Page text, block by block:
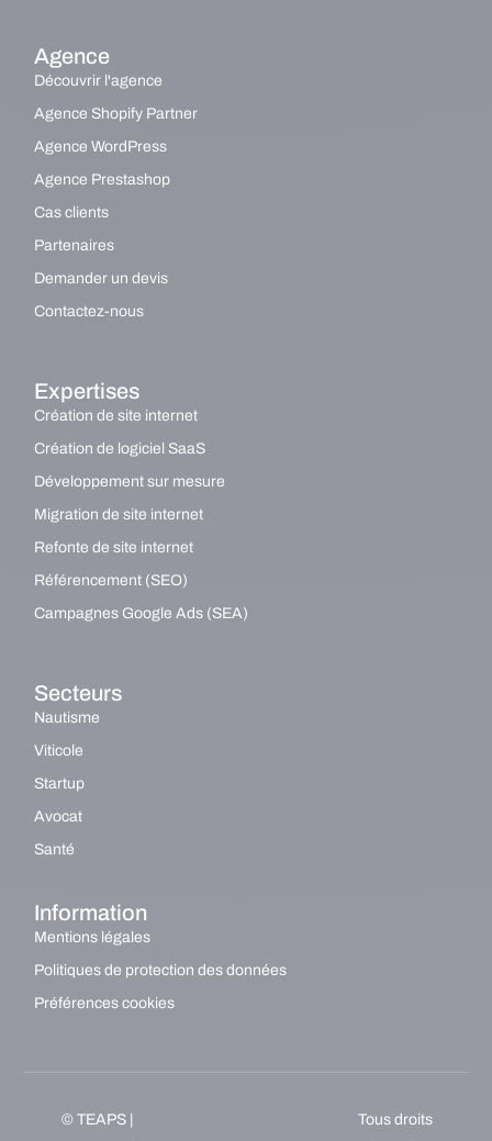
Agence
Découvrir l'agence
Agence Shopify Partner
Agence WordPress
Agence Prestashop
Cas clients
Partenaires
Demander un devis
Contactez-nous
Expertises
Création de site internet
Création de logiciel SaaS
Développement sur mesure
Migration de site internet
Refonte de site internet
Référencement (SEO)
Campagnes Google Ads (SEA)
Secteurs
Nautisme
Viticole
Startup
Avocat
Santé
Information
Mentions légales
Politiques de protection des données
Préférences cookies
© TEAPS |
Tous droits